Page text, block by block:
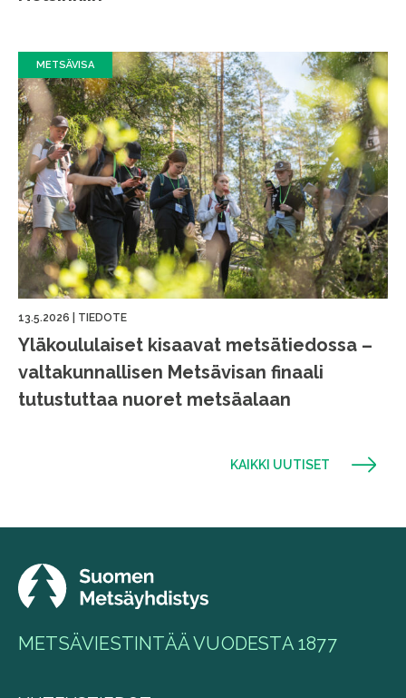
METSÄVISA
13.5.2026 TIEDOTE
Yläkoululaiset kisaavat metsätiedossa –
valtakunnallisen Metsävisan finaali
tutustuttaa nuoret metsäalaan
KAIKKI UUTISET
METSÄVIESTINTÄÄ VUODESTA 1877